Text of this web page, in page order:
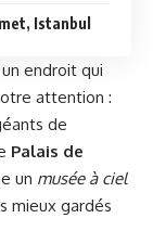
Istanbul
un endroit qui
attention :
de
Palais de
un musée à ciel
mieux gardés